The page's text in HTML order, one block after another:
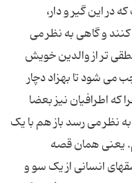
در این گیر و دار،
و گاهی به نظر می
تر از والدین خویش
می شود تا بهزاد دچار
اطرافیان نیز بعضا
نظر می رسد باز هم با یک
یعنی همان قصه
انسانی از یک سو و